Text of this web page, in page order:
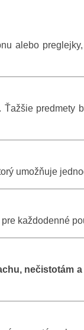
alebo
Ťažšie predmety
umožňuje
každodenné
nečistotám